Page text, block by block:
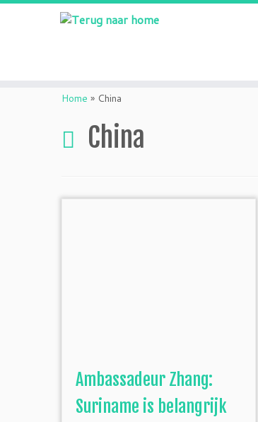
Home » China
China
Ambassadeur Zhang:
Suriname is belangrijk